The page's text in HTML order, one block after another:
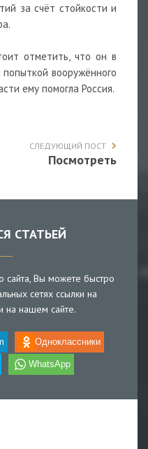
за счёт стойкости и
отметить, что он в
попыткой вооружённого
ему помогла Россия.
СЛЕДУЮЩИЙ ПОСТ
Посмотреть
СТАТЬЕЙ
сайта, Вы можете быстро
сетях ссылки на
на нашем сайте.
Одноклассники
WhatsApp